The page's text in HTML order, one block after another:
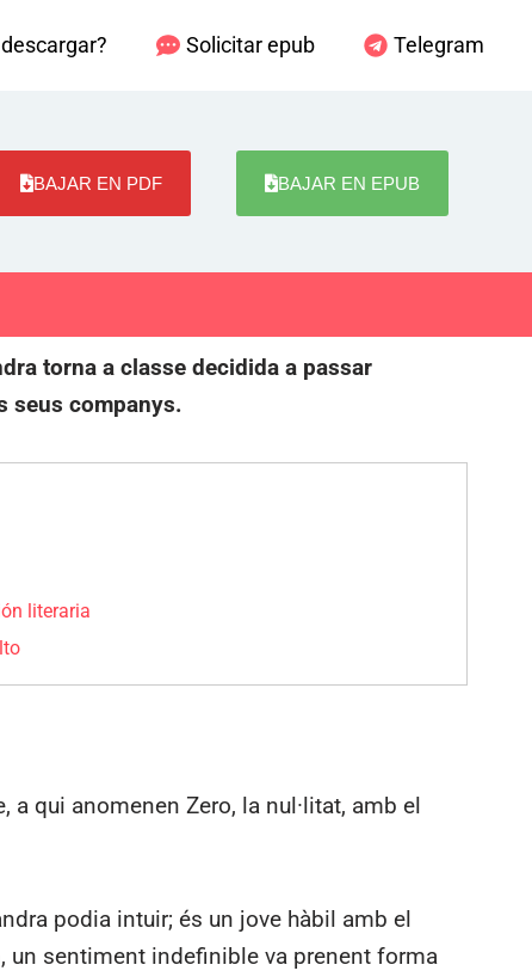
Solicitar epub Telegram
BAJAR EN PDF BAJAR EN EPUB
torna a classe decidida a passar
seus companys.
literaria
a qui anomenen Zero, la nul·litat, amb el
podia intuir; és un jove hàbil amb el
un sentiment indefinible va prenent forma